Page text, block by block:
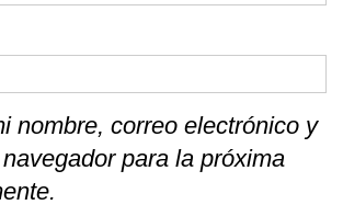
nombre, correo electrónico y
para la próxima